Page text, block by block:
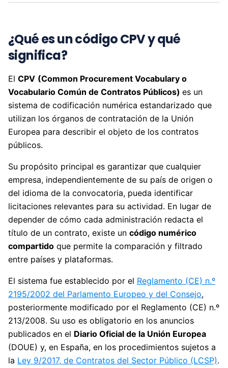
¿Qué es un código CPV y qué
significa?
El CPV (Common Procurement Vocabulary o
Vocabulario Común de Contratos Públicos) es un
sistema de codificación numérica estandarizado que
utilizan los órganos de contratación de la Unión
Europea para describir el objeto de los contratos
públicos.
Su propósito principal es garantizar que cualquier
empresa, independientemente de su país de origen o
del idioma de la convocatoria, pueda identificar
licitaciones relevantes para su actividad. En lugar de
depender de cómo cada administración redacta el
título de un contrato, existe un código numérico
compartido que permite la comparación y filtrado
entre países y plataformas.
El sistema fue establecido por el Reglamento (CE) n.º
2195/2002 del Parlamento Europeo y del Consejo,
posteriormente modificado por el Reglamento (CE) n.º
213/2008. Su uso es obligatorio en los anuncios
publicados en el Diario Oficial de la Unión Europea
(DOUE) y, en España, en los procedimientos sujetos a
la Ley 9/2017, de Contratos del Sector Público (LCSP).